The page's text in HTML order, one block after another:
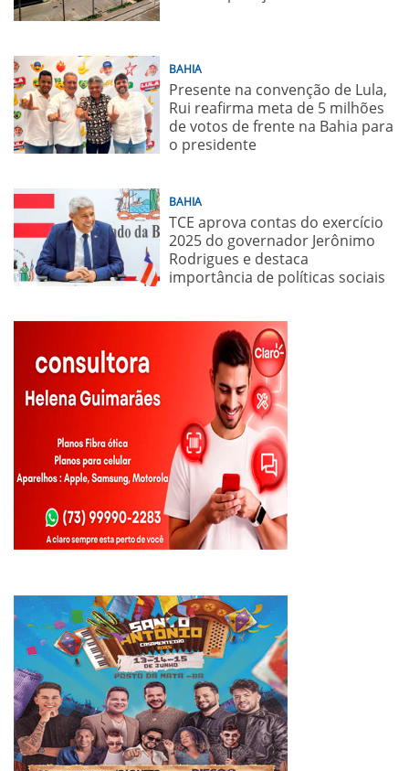
BAHIA
Presente na convenção de Lula,
Rui reafirma meta de 5 milhões
de votos de frente na Bahia para
o presidente
BAHIA
TCE aprova contas do exercício
2025 do governador Jerônimo
Rodrigues e destaca
importância de políticas sociais